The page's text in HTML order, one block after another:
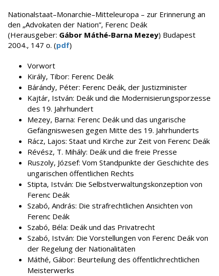
Nationalstaat–Monarchie–Mitteleuropa – zur Erinnerung an
den „Advokaten der Nation”, Ferenc Deák
(Herausgeber: Gábor Máthé-Barna Mezey) Budapest
2004., 147 o. (pdf)
Vorwort
Király, Tibor: Ferenc Deák
Bárándy, Péter: Ferenc Deák, der Justizminister
Kajtár, István: Deák und die Modernisierungsporzesse
des 19. Jahrhundert
Mezey, Barna: Ferenc Deák und das ungarische
Gefängniswesen gegen Mitte des 19. Jahrhunderts
Rácz, Lajos: Staat und Kirche zur Zeit von Ferenc Deák
Révész, T. Mihály: Deák und die freie Presse
Ruszoly, József: Vom Standpunkte der Geschichte des
ungarischen öffentlichen Rechts
Stipta, István: Die Selbstverwaltungskonzeption von
Ferenc Deák
Szabó, András: Die strafrechtlichen Ansichten von
Ferenc Deák
Szabó, Béla: Deák und das Privatrecht
Szabó, István: Die Vorstellungen von Ferenc Deák von
der Regelung der Nationalitäten
Máthé, Gábor: Beurteilung des öffentlichrechtlichen
Meisterwerks